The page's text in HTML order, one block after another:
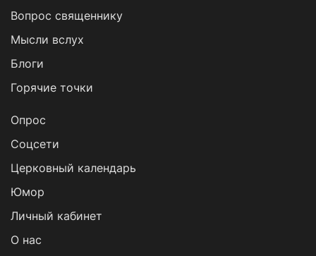
Вопрос священнику
Мысли вслух
Блоги
Горячие точки
Опрос
Cоцсети
Церковный календарь
Юмор
Личный кабинет
О нас